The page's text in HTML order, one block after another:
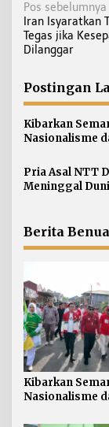
N
a
v
g
a
s
i
o
Pos sebelumnya
Iran Isyaratkan
Tegas jika
Dilanggar
Postingan
Kibarkan
Nasionalisme
Merah Putih 81
Dibentangkan
Pria Asal NTT
Meninggal
Berita
Kibarkan
Nasionalisme